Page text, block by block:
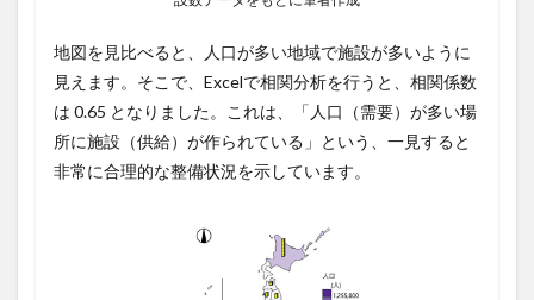
地図を見比べると、人口が多い地域で施設が多いように
見えます。そこで、Excelで相関分析を行うと、相関係数
は 0.65 となりました。これは、「人口（需要）が多い場
所に施設（供給）が作られている」という、一見すると
非常に合理的な整備状況を示しています。